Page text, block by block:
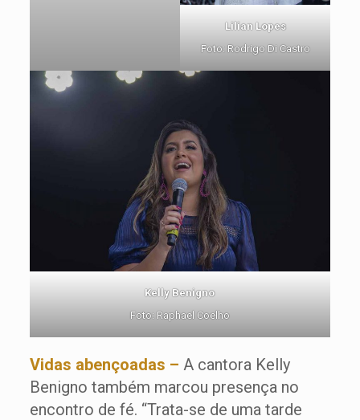
Lilian Lopes
Foto: Rodrigo Di Castro
Kelly Benigno
Foto: Raphael Coelho
Vidas abençoadas – A cantora Kelly
Benigno também marcou presença no
encontro de fé. “Trata-se de uma tarde